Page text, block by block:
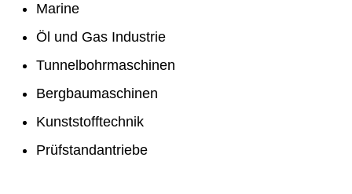
Marine
Öl und Gas Industrie
Tunnelbohrmaschinen
Bergbaumaschinen
Kunststofftechnik
Prüfstandantriebe